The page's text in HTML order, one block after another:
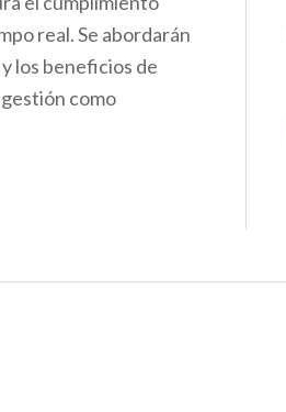
real. Se abordarán
los beneficios de
como